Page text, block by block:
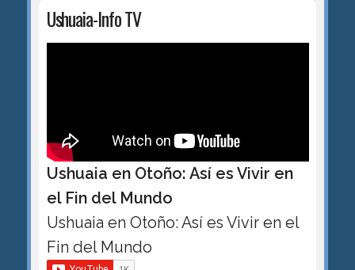
Ushuaia-Info TV
Ushuaia en Otoño: Así es Vivir en
el Fin del Mundo
Ushuaia en Otoño: Así es Vivir en el
Fin del Mundo